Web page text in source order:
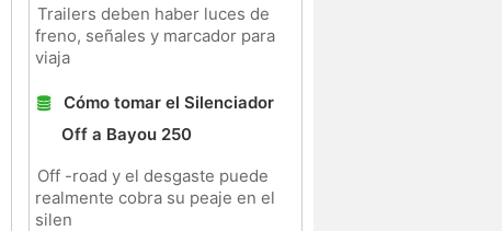
Trailers deben haber luces de
freno, señales y marcador para
viaja
Cómo tomar el Silenciador
Off a Bayou 250
Off -road y el desgaste puede
realmente cobra su peaje en el
silen